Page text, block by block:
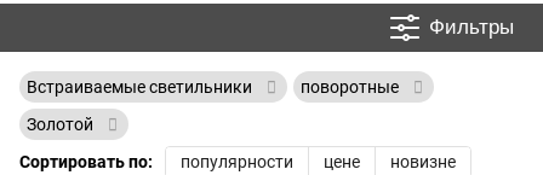
Фильтры
Встраиваемые светильники
поворотные
Золотой
Сортировать по:
популярности цене новизне